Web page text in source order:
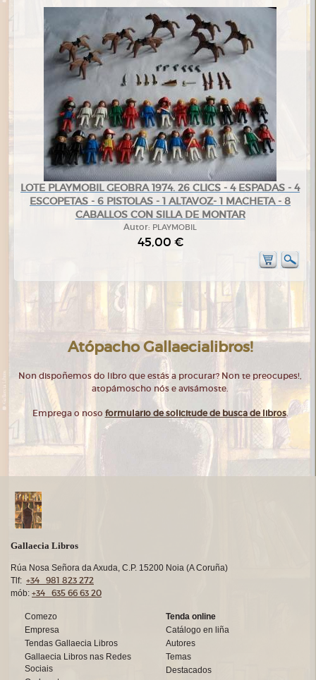
LOTE PLAYMOBIL GEOBRA 1974. 26 CLICS - 4 ESPADAS - 4
ESCOPETAS - 6 PISTOLAS - 1 ALTAVOZ- 1 MACHETA - 8
CABALLOS CON SILLA DE MONTAR
Autor: PLAYMOBIL
45,00 €
Atópacho Gallaecialibros!
Non dispoñemos do libro que estás a procurar? Non te preocupes!,
atopámoscho nós e avisámoste.
Emprega o noso formulario de solicitude de busca de libros.
Gallaecia Libros
Rúa Nosa Señora da Axuda, C.P. 15200 Noia (A Coruña)
Tlf: +34 981 823 272
mób: +34 635 66 63 20
Comezo
Empresa
Tendas Gallaecia Libros
Gallaecia Libros nas Redes
Sociais
Tenda online
Catálogo en liña
Autores
Temas
Destacados